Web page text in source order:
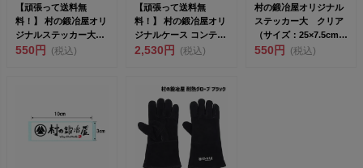
【頑張って送料無
料！】 村の鍛冶屋オリ
ジナルステッカー大
（サイズ：
550円 (税込)
【頑張って送料無
料！】 村の鍛冶屋オリ
ジナルケース コンテナ
ボックス黒 424×29...
2,530円 (税込)
村の鍛冶屋オリジナル
ステッカー大 クリア
（サイズ：25×7.5cm）
<br&g...
550円 (税込)